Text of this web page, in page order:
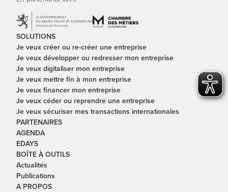
SOLUTIONS
Je veux créer ou re-créer une entreprise
Je veux développer ou redresser mon entreprise
Je veux digitaliser mon entreprise
Je veux mettre fin à mon entreprise
Je veux financer mon entreprise
Je veux céder ou reprendre une entreprise
Je veux sécuriser mes transactions internationales
PARTENAIRES
AGENDA
EDAYS
BOÎTE À OUTILS
Actualités
Publications
A PROPOS